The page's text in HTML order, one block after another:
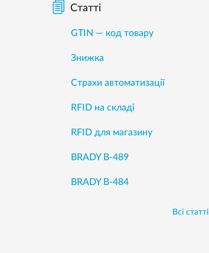
Статті
GTIN — код товару
Знижка
Страхи автоматизації
RFID на складі
RFID для магазину
BRADY B-489
BRADY B-484
Всі статті